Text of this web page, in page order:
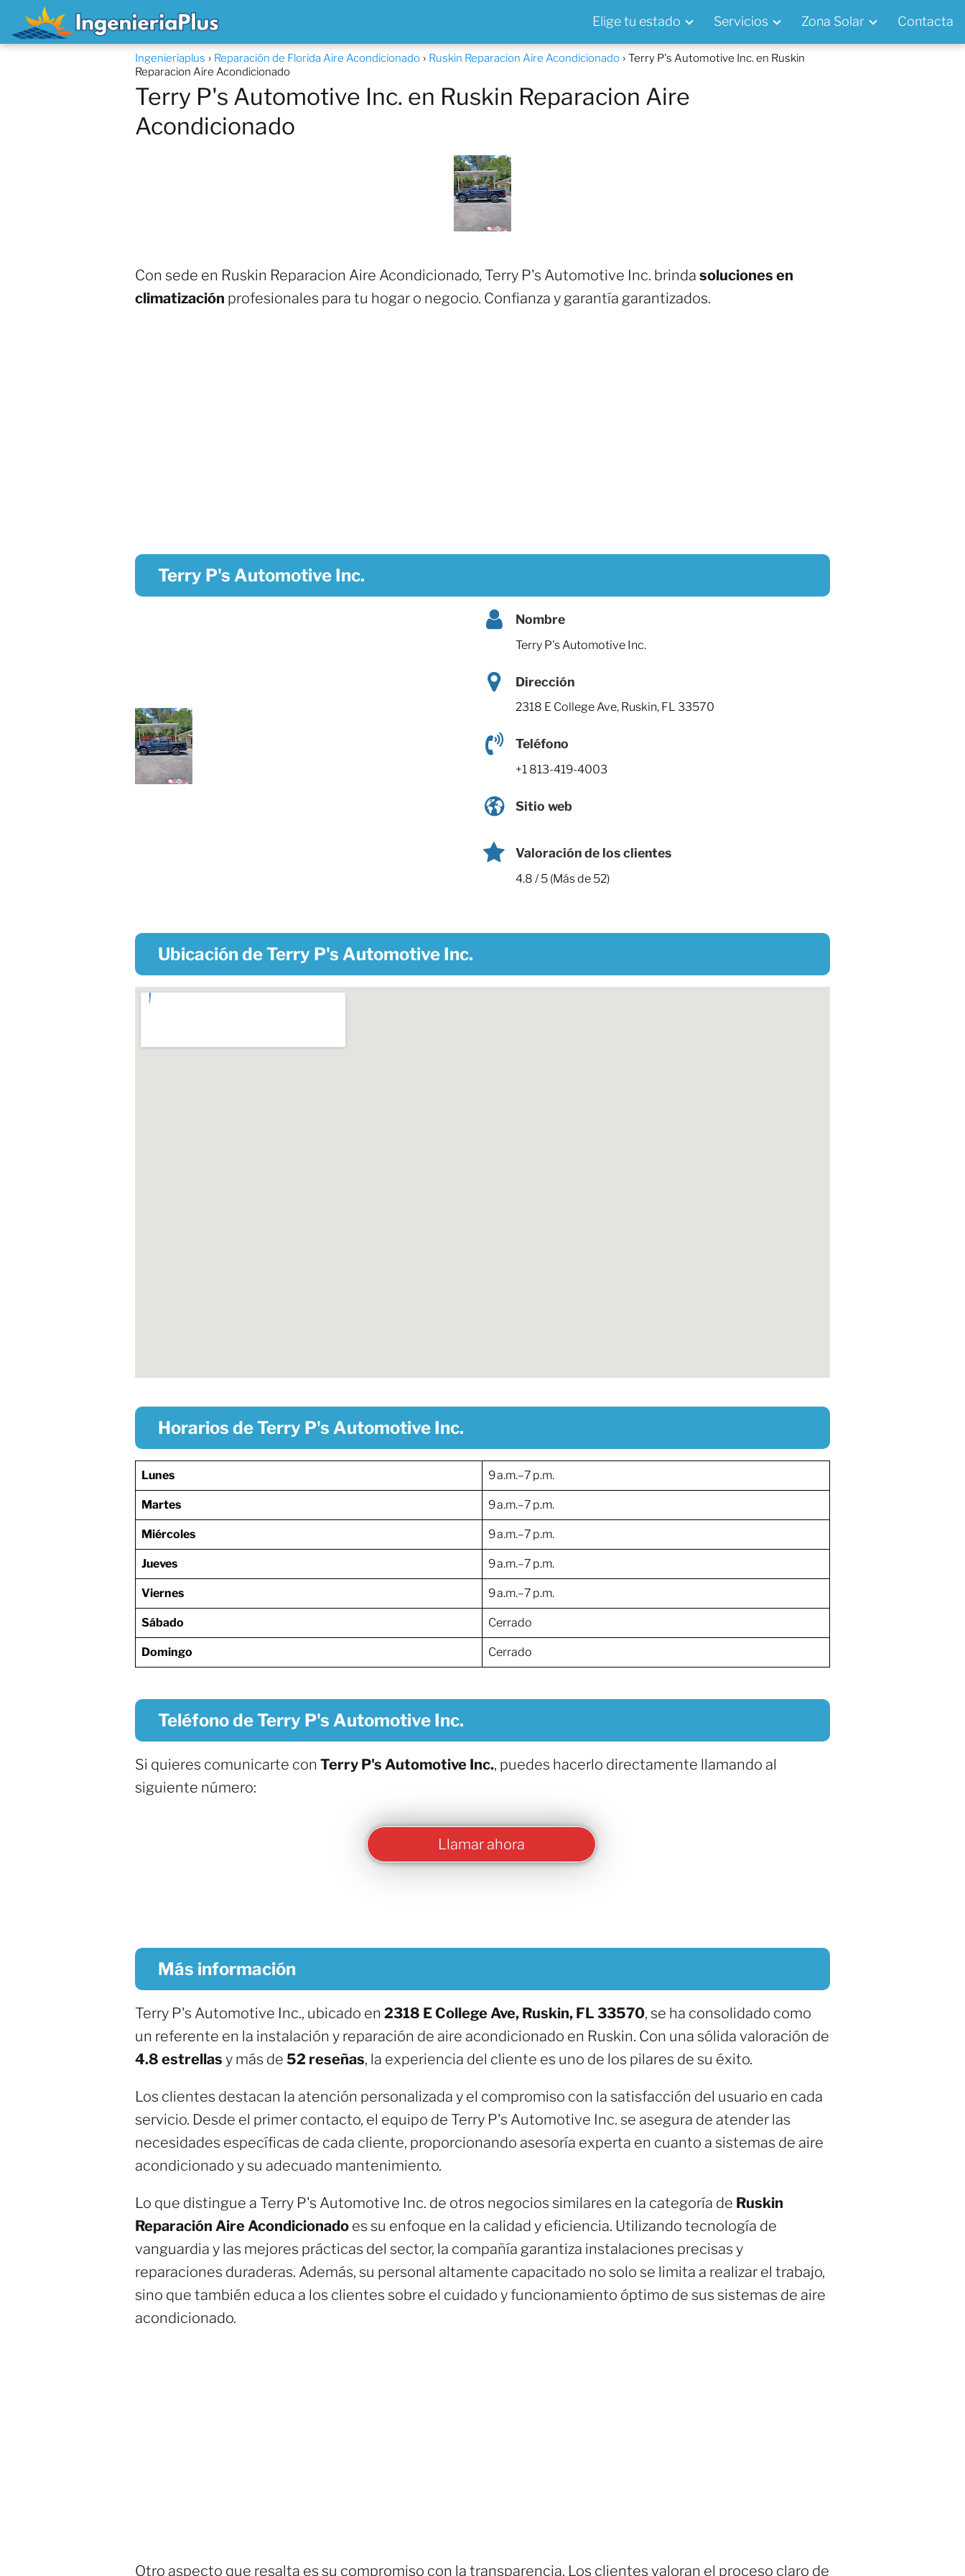
Elige tu estado Servicios Zona Solar Contacta
Ingenieriaplus Reparación de Florida Aire Acondicionado Ruskin Reparacion Aire Acondicionado
Terry P's Automotive Inc. en Ruskin
Reparacion Aire Acondicionado
Terry P's Automotive Inc. en Ruskin Reparacion Aire
Acondicionado
Con sede en Ruskin Reparacion Aire Acondicionado, Terry P's Automotive Inc. brinda soluciones en
climatización profesionales para tu hogar o negocio. Confianza y garantía garantizados.
Terry P's Automotive Inc.
Nombre
Terry P's Automotive Inc.
Dirección
2318 E College Ave, Ruskin, FL 33570
Teléfono
+1 813-419-4003
Sitio web
Valoración de los clientes
4.8 / 5 (Más de 52)
Ubicación de Terry P's Automotive Inc.
Horarios de Terry P's Automotive Inc.
Lunes 9 a.m.–7 p.m.
Martes 9 a.m.–7 p.m.
Miércoles 9 a.m.–7 p.m.
Jueves 9 a.m.–7 p.m.
Viernes 9 a.m.–7 p.m.
Sábado Cerrado
Domingo Cerrado
Teléfono de Terry P's Automotive Inc.
Si quieres comunicarte con Terry P's Automotive Inc., puedes hacerlo directamente llamando al
siguiente número:
Llamar ahora
Más información
Terry P's Automotive Inc., ubicado en 2318 E College Ave, Ruskin, FL 33570, se ha consolidado como
un referente en la instalación y reparación de aire acondicionado en Ruskin. Con una sólida valoración de
4.8 estrellas y más de 52 reseñas, la experiencia del cliente es uno de los pilares de su éxito.
Los clientes destacan la atención personalizada y el compromiso con la satisfacción del usuario en cada
servicio. Desde el primer contacto, el equipo de Terry P's Automotive Inc. se asegura de atender las
necesidades específicas de cada cliente, proporcionando asesoría experta en cuanto a sistemas de aire
acondicionado y su adecuado mantenimiento.
Lo que distingue a Terry P's Automotive Inc. de otros negocios similares en la categoría de Ruskin
Reparación Aire Acondicionado es su enfoque en la calidad y eficiencia. Utilizando tecnología de
vanguardia y las mejores prácticas del sector, la compañía garantiza instalaciones precisas y
reparaciones duraderas. Además, su personal altamente capacitado no solo se limita a realizar el trabajo,
sino que también educa a los clientes sobre el cuidado y funcionamiento óptimo de sus sistemas de aire
acondicionado.
Otro aspecto que resalta es su compromiso con la transparencia. Los clientes valoran el proceso claro de